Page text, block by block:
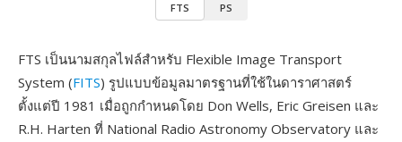
FTS PS
FTS เป็นนามสกุลไฟล์สำหรับ Flexible Image Transport
System (FITS) รูปแบบข้อมูลมาตรฐานที่ใช้ในดาราศาสตร์
ตั้งแต่ปี 1981 เมื่อถูกกำหนดโดย Don Wells, Eric Greisen และ
R.H. Harten ที่ National Radio Astronomy Observatory และ